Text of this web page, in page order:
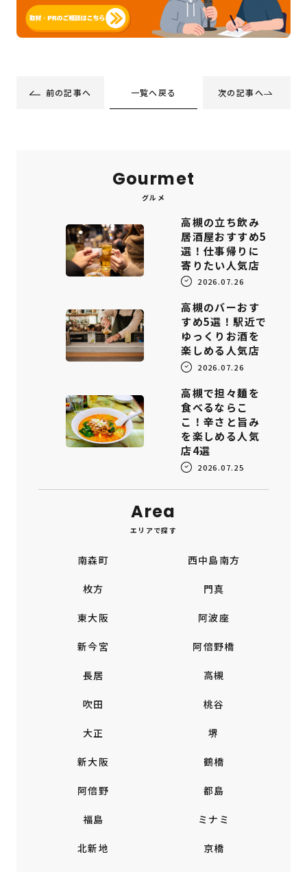
前の記事へ 一覧へ戻る 次の記事へ
Gourmet
グルメ
高槻の立ち飲み
居酒屋おすすめ5
選！仕事帰りに
寄りたい人気店
2026.07.26
高槻のバーおす
すめ5選！駅近で
ゆっくりお酒を
楽しめる人気店
2026.07.26
高槻で担々麺を
食べるならこ
こ！辛さと旨み
を楽しめる人気
店4選
2026.07.25
Area
エリアで探す
南森町 西中島南方
枚方 門真
東大阪 阿波座
新今宮 阿倍野橋
長居 高槻
吹田 桃谷
大正 堺
新大阪 鶴橋
阿倍野 都島
福島 ミナミ
北新地 京橋